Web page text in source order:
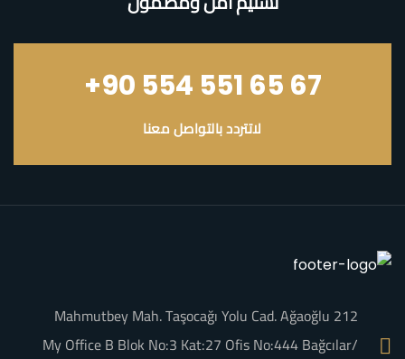
+90 554 551 65 67
لاتتردد بالتواصل معنا
Mahmutbey Mah. Taşocağı Yolu Cad. Ağaoğlu 212
My Office B Blok No:3 Kat:27 Ofis No:444 Bağcılar/